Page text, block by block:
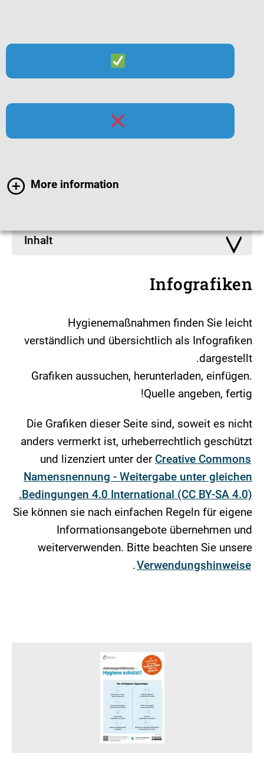
More information
Menü
Infomaterialien zur
Hygiene
Inhalt
Infografiken
Hygienemaßnahmen finden Sie leicht
verständlich und übersichtlich als Infografiken
dargestellt.
Grafiken aussuchen, herunterladen, einfügen.
Quelle angeben, fertig!
Die Grafiken dieser Seite sind, soweit es nicht
anders vermerkt ist, urheberrechtlich geschützt
und lizenziert unter der Creative Commons
Namensnennung - Weitergabe unter gleichen
Bedingungen 4.0 International (CC BY-SA 4.0).
Sie können sie nach einfachen Regeln für eigene
Informationsangebote übernehmen und
weiterverwenden. Bitte beachten Sie unsere
Verwendungshinweise
.